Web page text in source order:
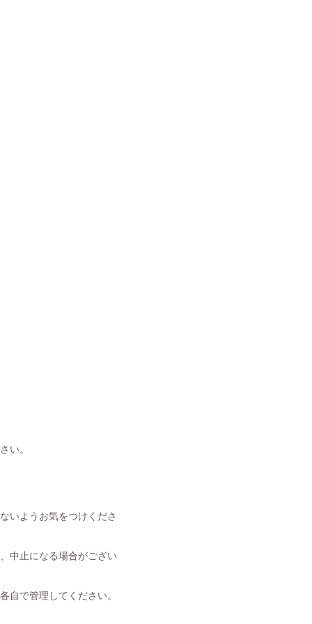
い。
いようお気をつけくださ
中止になる場合がござい
で管理してください。